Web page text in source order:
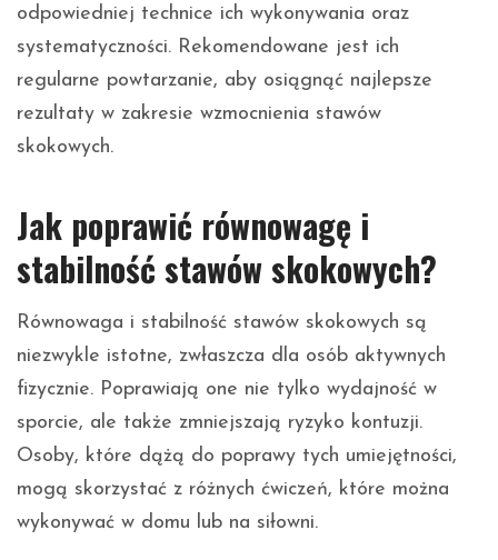
odpowiedniej technice ich wykonywania oraz
systematyczności. Rekomendowane jest ich
regularne powtarzanie, aby osiągnąć najlepsze
rezultaty w zakresie wzmocnienia stawów
skokowych.
Jak poprawić równowagę i
stabilność stawów skokowych?
Równowaga i stabilność stawów skokowych są
niezwykle istotne, zwłaszcza dla osób aktywnych
fizycznie. Poprawiają one nie tylko wydajność w
sporcie, ale także zmniejszają ryzyko kontuzji.
Osoby, które dążą do poprawy tych umiejętności,
mogą skorzystać z różnych ćwiczeń, które można
wykonywać w domu lub na siłowni.